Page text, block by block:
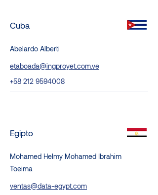
Cuba
Abelardo Alberti
etaboada@ingproyet.com.ve
+58 212 9594008
Egipto
Mohamed Helmy Mohamed Ibrahim
Toeima
ventas@data-egypt.com